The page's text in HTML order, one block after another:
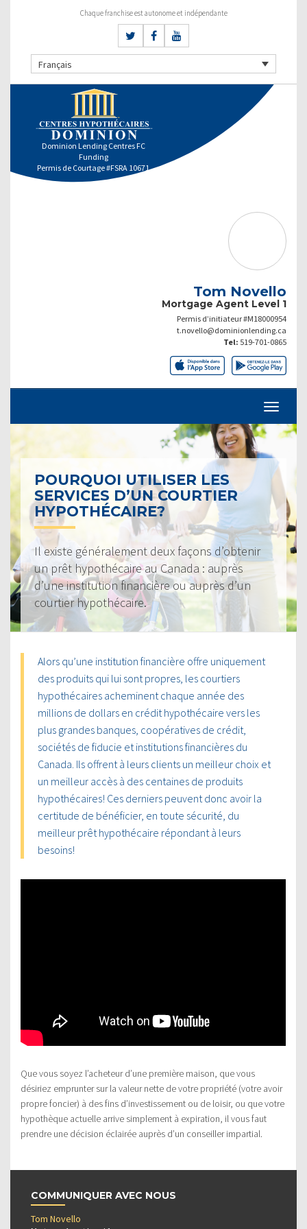
Chaque franchise est autonome et indépendante
Français
Dominion Lending Centres FC
Funding
Permis de Courtage #FSRA 10671
Tom Novello
Mortgage Agent Level 1
Permis d’initiateur #M18000954
t.novello@dominionlending.ca
Tel: 519-701-0865
POURQUOI UTILISER LES
SERVICES D’UN COURTIER
HYPOTHÉCAIRE?
Il existe généralement deux façons d’obtenir
un prêt hypothécaire au Canada : auprès
d’une institution financière ou auprès d’un
courtier hypothécaire.
Alors qu’une institution financière offre uniquement
des produits qui lui sont propres, les courtiers
hypothécaires acheminent chaque année des
millions de dollars en crédit hypothécaire vers les
plus grandes banques, coopératives de crédit,
sociétés de fiducie et institutions financières du
Canada. Ils offrent à leurs clients un meilleur choix et
un meilleur accès à des centaines de produits
hypothécaires! Ces derniers peuvent donc avoir la
certitude de bénéficier, en toute sécurité, du
meilleur prêt hypothécaire répondant à leurs
besoins!
Que vous soyez l’acheteur d’une première maison, que vous
désiriez emprunter sur la valeur nette de votre propriété (votre avoir
propre foncier) à des fins d’investissement ou de loisir, ou que votre
hypothèque actuelle arrive simplement à expiration, il vous faut
prendre une décision éclairée auprès d’un conseiller impartial.
COMMUNIQUER AVEC NOUS
Tom Novello